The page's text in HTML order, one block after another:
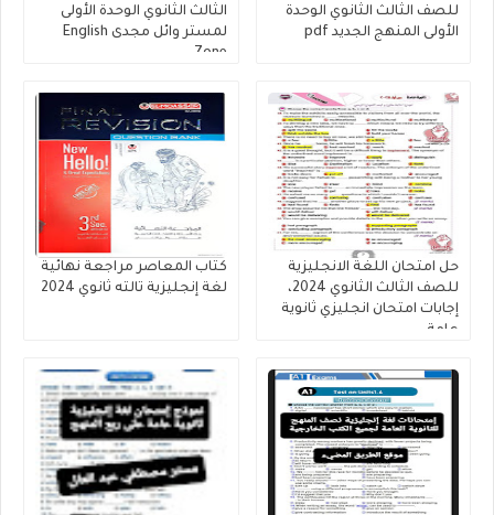
للصف الثالث الثانوي الوحدة
الأولى المنهج الجديد pdf
الثالث الثانوي الوحدة الأولى
لمستر وائل مجدى English
Zone
حل امتحان اللغة الانجليزية
للصف الثالث الثانوي 2024،
إجابات امتحان انجليزي ثانوية
عامة
كتاب المعاصر مراجعة نهائية
لغة إنجليزية تالته ثانوي 2024